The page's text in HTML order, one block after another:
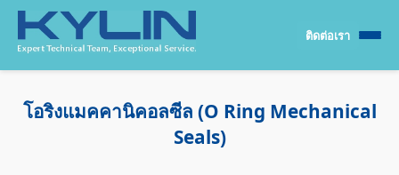
ติดต่อเรา
โอริงแมคคานิคอลซีล (O Ring Mechanical
Seals)